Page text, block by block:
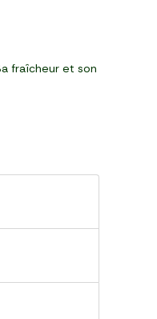
fraîcheur et son